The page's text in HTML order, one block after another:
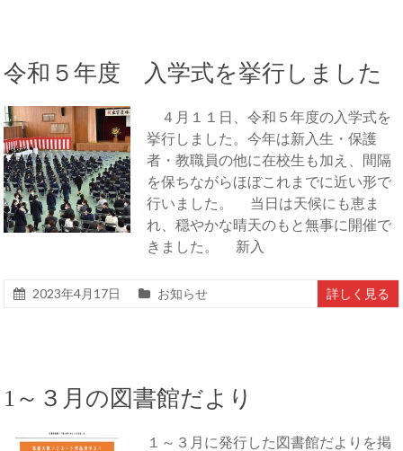
令和５年度 入学式を挙行しました
４月１１日、令和５年度の入学式を
挙行しました。今年は新入生・保護
者・教職員の他に在校生も加え、間隔
を保ちながらほぼこれまでに近い形で
行いました。 当日は天候にも恵ま
れ、穏やかな晴天のもと無事に開催で
きました。 新入
2023年4月17日 お知らせ 詳しく見る
1～３月の図書館だより
１～３月に発行した図書館だよりを掲